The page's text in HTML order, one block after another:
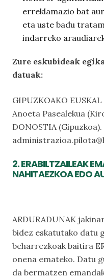
erreklamazio bat
eta uste badu
indarreko
Zure eskubideak
datuak:
GIPUZKOAKO
Anoeta Pasealekua
DONOSTIA
2. ERABILTZAILEAK
NAHITAEZKOA EDO
ARDURADUNAK
bidez eskatutako datu
beharrezkoak baitira
onena emateko. Datu
da bermatzen